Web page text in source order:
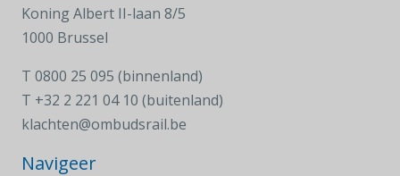
Koning Albert II-laan 8/5
1000 Brussel
T 0800 25 095 (binnenland)
T +32 2 221 04 10 (buitenland)
klachten@ombudsrail.be
Navigeer